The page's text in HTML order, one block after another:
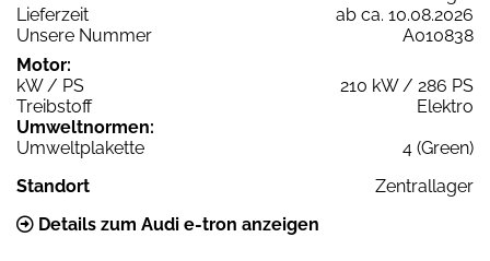
Lieferzeit
ab ca. 10.08.2026
Unsere Nummer
A010838
Motor:
kW / PS
210 kW / 286 PS
Treibstoff
Elektro
Umweltnormen:
Umweltplakette
4 (Green)
Standort
Zentrallager
Details zum Audi e-tron anzeigen